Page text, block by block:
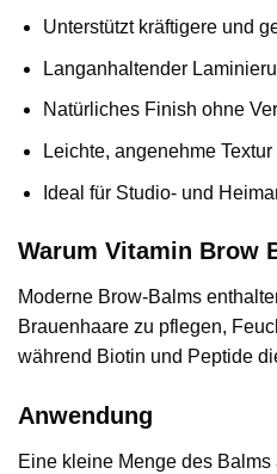
Unterstützt kräftigere und
Langanhaltender
Natürliches Finish ohne
Leichte, angenehme Textur
Ideal für Studio- und
Warum Vitamin Brow
Moderne Brow-Balms
Brauenhaare zu pflegen,
während Biotin und Peptide
Anwendung
Eine kleine Menge des